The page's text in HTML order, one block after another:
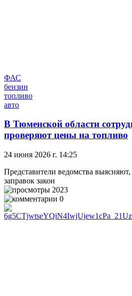
ФАС
бензин
топливо
авто
В Тюменской области
проверяют цены на топливо
24 июня 2026 г. 14:25
Представители ведомства
заправок закон
2023
0